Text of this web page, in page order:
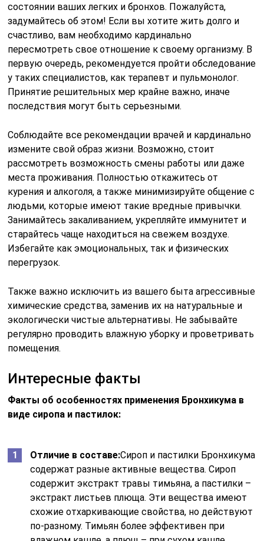
состоянии ваших легких и бронхов. Пожалуйста,
задумайтесь об этом! Если вы хотите жить долго и
счастливо, вам необходимо кардинально
пересмотреть свое отношение к своему организму. В
первую очередь, рекомендуется пройти обследование
у таких специалистов, как терапевт и пульмонолог.
Принятие решительных мер крайне важно, иначе
последствия могут быть серьезными.
Соблюдайте все рекомендации врачей и кардинально
измените свой образ жизни. Возможно, стоит
рассмотреть возможность смены работы или даже
места проживания. Полностью откажитесь от
курения и алкоголя, а также минимизируйте общение с
людьми, которые имеют такие вредные привычки.
Занимайтесь закаливанием, укрепляйте иммунитет и
старайтесь чаще находиться на свежем воздухе.
Избегайте как эмоциональных, так и физических
перегрузок.
Также важно исключить из вашего быта агрессивные
химические средства, заменив их на натуральные и
экологически чистые альтернативы. Не забывайте
регулярно проводить влажную уборку и проветривать
помещения.
Интересные факты
Факты об особенностях применения Бронхикума в
виде сиропа и пастилок:
Отличие в составе:Сироп и пастилки Бронхикума
содержат разные активные вещества. Сироп
содержит экстракт травы тимьяна, а пастилки –
экстракт листьев плюща. Эти вещества имеют
схожие отхаркивающие свойства, но действуют
по-разному. Тимьян более эффективен при